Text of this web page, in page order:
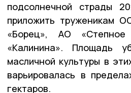
подсолнечной страды
приложить труженикам
«Борец», АО
«Калинина». Площадь
масличной культуры в
варьировалась в
гектаров.